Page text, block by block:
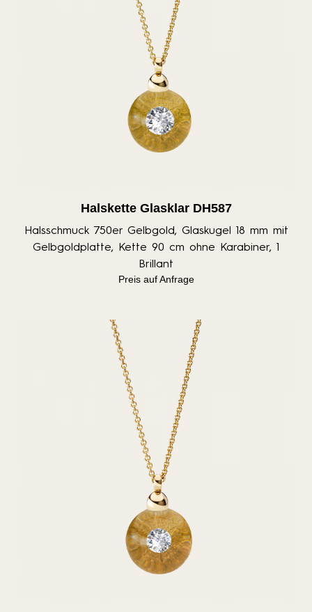
Halskette Glasklar DH587
Halsschmuck 750er Gelbgold, Glaskugel 18 mm mit
Gelbgoldplatte, Kette 90 cm ohne Karabiner, 1
Brillant
Preis auf Anfrage